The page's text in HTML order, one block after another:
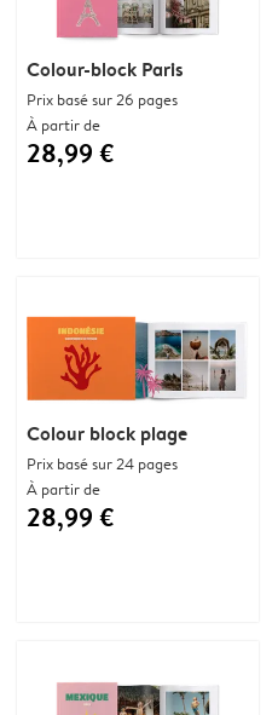
Colour-block Paris
Prix basé sur 26 pages
À partir de
28,99 €
Colour block plage
Prix basé sur 24 pages
À partir de
28,99 €